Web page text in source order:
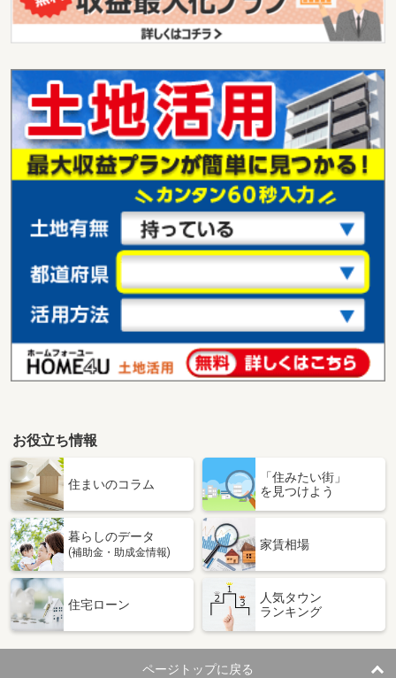
土地面積 142.01m²
価 格
1,880万円
住 所
石川県金沢市四十万６
用途地域 １種住居
土地面積 227.59m²
お役立ち情報
住まいのコラム
「住みたい街」
を見つけよう
暮らしのデータ
(補助金・助成金情報)
家賃相場
住宅ローン
人気タウン
ランキング
ページトップに戻る